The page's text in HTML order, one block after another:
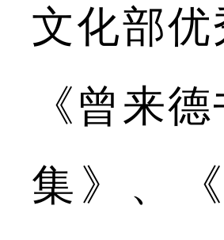
文化部
《曾来
集》、